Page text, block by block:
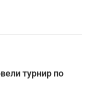
турнир по